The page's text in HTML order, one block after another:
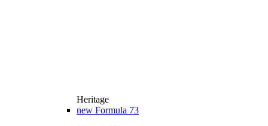
Heritage
new Formula 73